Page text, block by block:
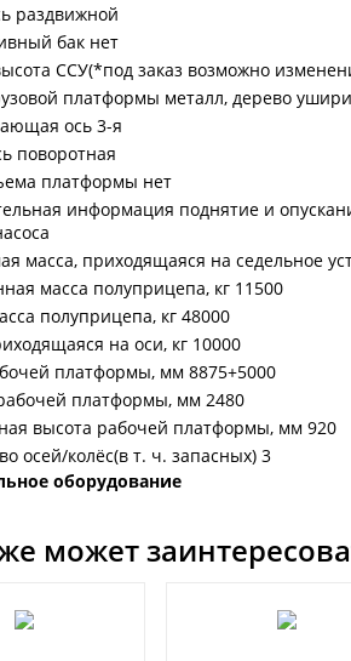
раздвижной
бак нет
ССУ(*под заказ возможно
платформы металл, дерево
ось 3-я
поворотная
платформы нет
информация поднятие и
масса, приходящаяся на седельное
масса полуприцепа, кг 11500
полуприцепа, кг 48000
на оси, кг 10000
платформы, мм 8875+5000
платформы, мм 2480
высота рабочей платформы, мм 920
осей/колёс(в т. ч. запасных) 3
оборудование
может